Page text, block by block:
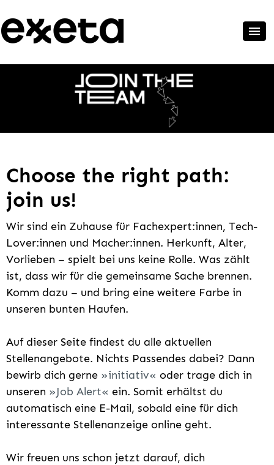
Choose the right path:
join us!
Wir sind ein Zuhause für Fachexpert:innen, Tech-
Lover:innen und Macher:innen. Herkunft, Alter,
Vorlieben – spielt bei uns keine Rolle. Was zählt
ist, dass wir für die gemeinsame Sache brennen.
Komm dazu – und bring eine weitere Farbe in
unseren bunten Haufen.
Auf dieser Seite findest du alle aktuellen
Stellenangebote. Nichts Passendes dabei? Dann
bewirb dich gerne
initiativ
oder trage dich in
unseren
Job Alert
ein. Somit erhältst du
automatisch eine E-Mail, sobald eine für dich
interessante Stellenanzeige online geht.
Wir freuen uns schon jetzt darauf, dich